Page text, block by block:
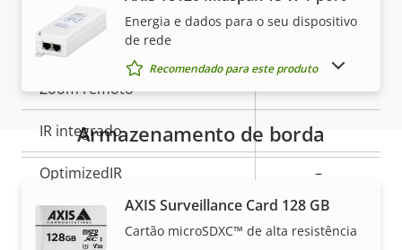
Descrição
propriedade
propriedade
Foco remoto
Zoom remoto –
IR integrado –
OptimizedIR –
Armazenamento local
(entrada para cartão de
Sim
Energia e dados para o seu dispositivo
de rede
Recomendado para este produto
Armazenamento de borda
AXIS Surveillance Card 128 GB
Cartão microSDXC™ de alta resistência
MOSTRAR PRODUTOS DESCONTINUADOS
Garantia